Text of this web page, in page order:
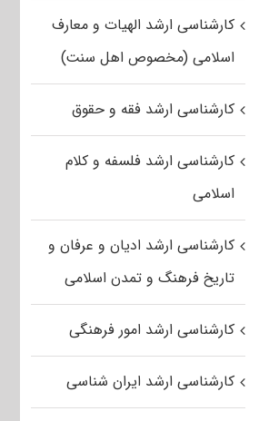
کارشناسی ارشد الهیات و معارف
اسلامی (مخصوص اهل سنت)
کارشناسی ارشد فقه و حقوق
کارشناسی ارشد فلسفه و کلام
اسلامی
کارشناسی ارشد ادیان و عرفان و
تاریخ فرهنگ و تمدن اسلامی
کارشناسی ارشد امور فرهنگی
کارشناسی ارشد ایران شناسی